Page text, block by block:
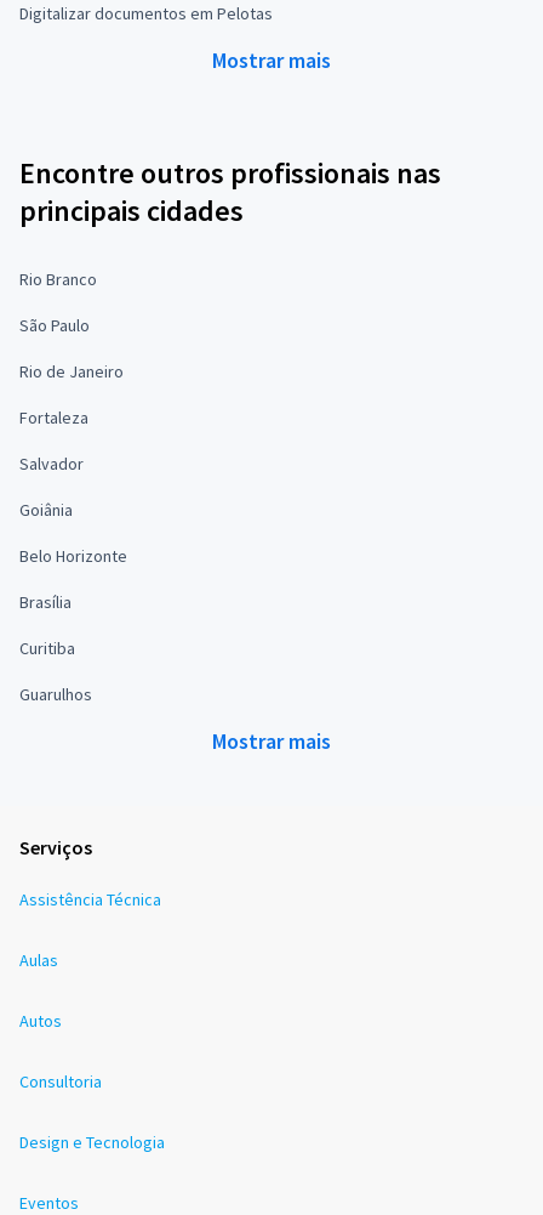
Digitalizar documentos em Pelotas
Mostrar mais
Encontre outros profissionais nas
principais cidades
Rio Branco
São Paulo
Rio de Janeiro
Fortaleza
Salvador
Goiânia
Belo Horizonte
Brasília
Curitiba
Guarulhos
Mostrar mais
Serviços
Assistência Técnica
Aulas
Autos
Consultoria
Design e Tecnologia
Eventos